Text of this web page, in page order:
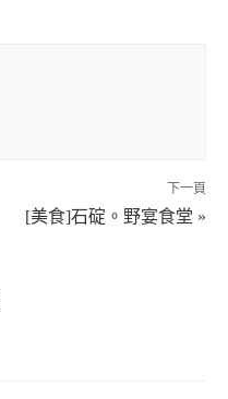
下一頁
[美食]石碇。野宴食堂 »